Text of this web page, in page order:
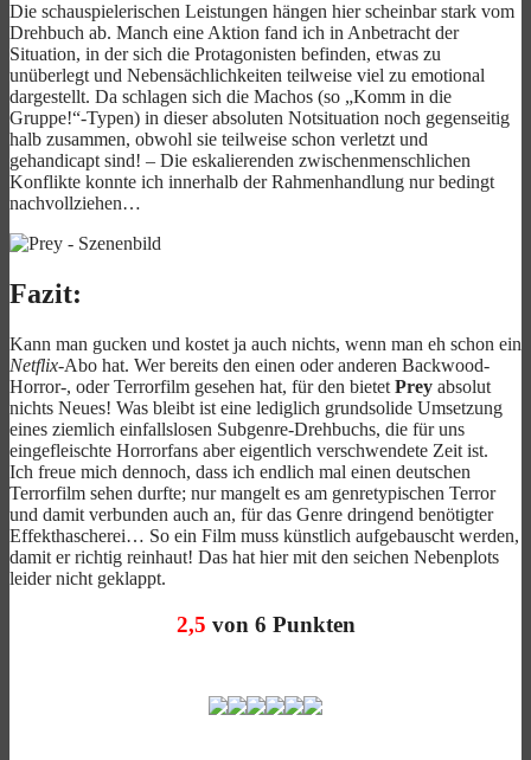
Die schauspielerischen Leistungen hängen hier scheinbar stark vom
Drehbuch ab. Manch eine Aktion fand ich in Anbetracht der
Situation, in der sich die Protagonisten befinden, etwas zu
unüberlegt und Nebensächlichkeiten teilweise viel zu emotional
dargestellt. Da schlagen sich die Machos (so „Komm in die
Gruppe!“-Typen) in dieser absoluten Notsituation noch gegenseitig
halb zusammen, obwohl sie teilweise schon verletzt und
gehandicapt sind! – Die eskalierenden zwischenmenschlichen
Konflikte konnte ich innerhalb der Rahmenhandlung nur bedingt
nachvollziehen…
Fazit:
Kann man gucken und kostet ja auch nichts, wenn man eh schon ein
Netflix-Abo hat. Wer bereits den einen oder anderen Backwood-
Horror-, oder Terrorfilm gesehen hat, für den bietet Prey absolut
nichts Neues! Was bleibt ist eine lediglich grundsolide Umsetzung
eines ziemlich einfallslosen Subgenre-Drehbuchs, die für uns
eingefleischte Horrorfans aber eigentlich verschwendete Zeit ist.
Ich freue mich dennoch, dass ich endlich mal einen deutschen
Terrorfilm sehen durfte; nur mangelt es am genretypischen Terror
und damit verbunden auch an, für das Genre dringend benötigter
Effekthascherei… So ein Film muss künstlich aufgebauscht werden,
damit er richtig reinhaut! Das hat hier mit den seichen Nebenplots
leider nicht geklappt.
2,5 von 6 Punkten